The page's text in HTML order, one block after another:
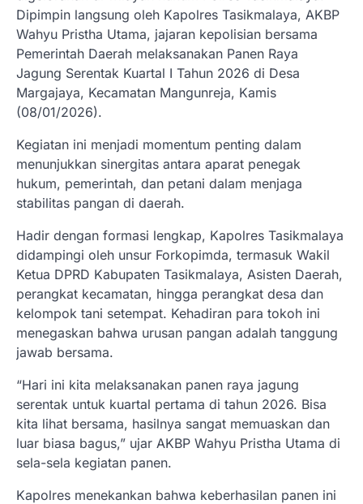
Dipimpin langsung oleh Kapolres Tasikmalaya, AKBP
Wahyu Pristha Utama, jajaran kepolisian bersama
Pemerintah Daerah melaksanakan Panen Raya
Jagung Serentak Kuartal I Tahun 2026 di Desa
Margajaya, Kecamatan Mangunreja, Kamis
(08/01/2026).
Kegiatan ini menjadi momentum penting dalam
menunjukkan sinergitas antara aparat penegak
hukum, pemerintah, dan petani dalam menjaga
stabilitas pangan di daerah.
Hadir dengan formasi lengkap, Kapolres Tasikmalaya
didampingi oleh unsur Forkopimda, termasuk Wakil
Ketua DPRD Kabupaten Tasikmalaya, Asisten Daerah,
perangkat kecamatan, hingga perangkat desa dan
kelompok tani setempat. Kehadiran para tokoh ini
menegaskan bahwa urusan pangan adalah tanggung
jawab bersama.
“Hari ini kita melaksanakan panen raya jagung
serentak untuk kuartal pertama di tahun 2026. Bisa
kita lihat bersama, hasilnya sangat memuaskan dan
luar biasa bagus,” ujar AKBP Wahyu Pristha Utama di
sela-sela kegiatan panen.
Kapolres menekankan bahwa keberhasilan panen ini